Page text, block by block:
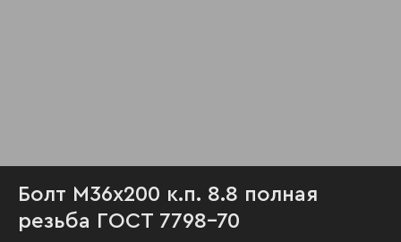
Болт М36х200 к.п. 8.8 полная
резьба ГОСТ 7798-70